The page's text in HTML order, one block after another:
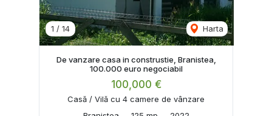
1 / 14 Harta
De vanzare casa in construstie, Branistea,
100.000 euro negociabil
100,000 €
Casă / Vilă cu 4 camere de vânzare